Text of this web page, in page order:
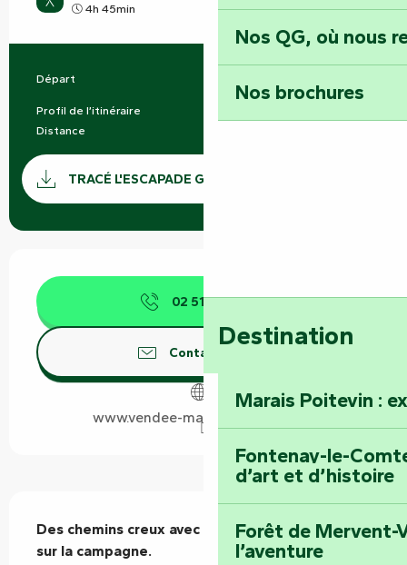
Nos QG, où nous
Nos brochures
Destination
Marais Poitevin :
Fontenay-le-
d’art et d’histoire
Forêt de Mervent-
l’aventure
4h 45min Difficile
Informations pratiques
Départ
Profil de l’itinéraire
Distance
Documentation
TRACÉ L'ESCAPADE GPX
02 51 69 44▒▒
Contactez-nous
www.vendee-maraispoitevin.com
Des chemins creux avec de beaux panoramas
sur la campagne.